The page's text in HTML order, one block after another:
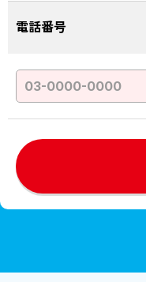
電話番号